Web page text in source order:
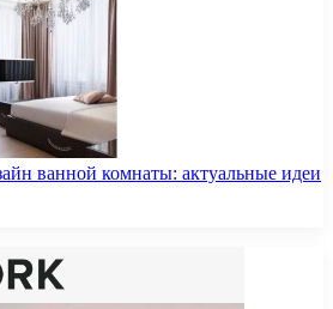
ванной комнаты: актуальные идеи